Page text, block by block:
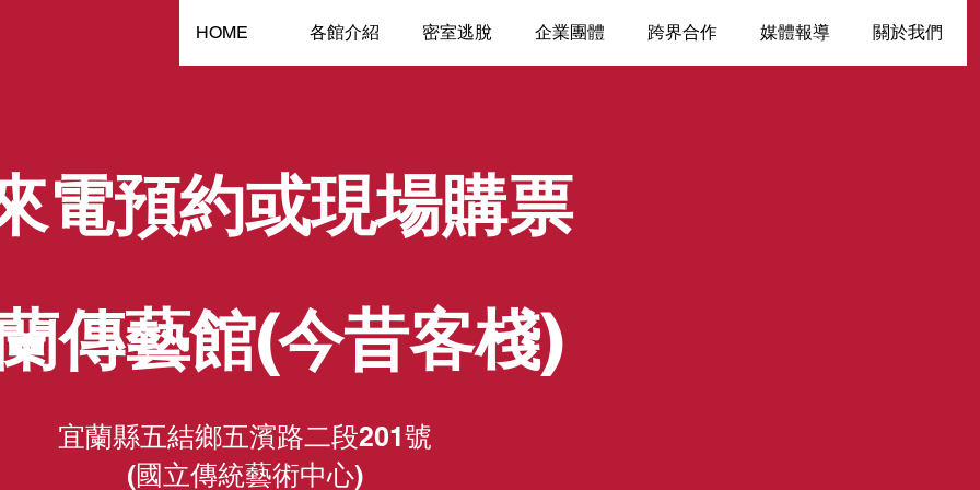
HOME 各館介紹 密室逃脫 企業團體 跨界合作 媒體報導 關於我們
電預約或現場購票
傳藝館(今昔客棧)
宜蘭縣五結鄉五濱路二段201號
(國立傳統藝術中心)